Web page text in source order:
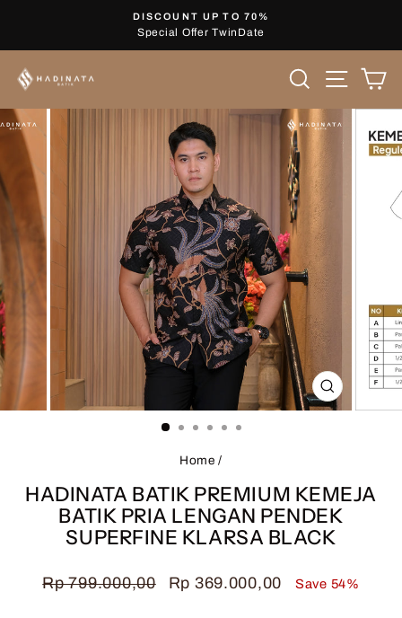
content
Pause
DISCOUNT UP TO 70%
Special Offer TwinDate
Search Site
CLOSE
(ESC)
Home /
HADINATA BATIK PREMIUM KEMEJA
BATIK PRIA LENGAN PENDEK
SUPERFINE KLARSA BLACK
Regular
Rp 799.000,00
Sale
Rp 369.000,00 Save 54%